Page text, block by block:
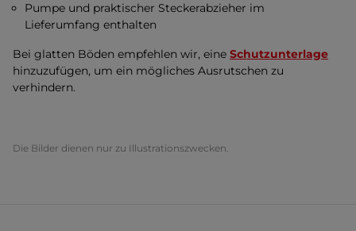
Pumpe und praktischer Steckerabzieher im
Lieferumfang enthalten
Bei glatten Böden empfehlen wir, eine Schutzunterlage
hinzuzufügen, um ein mögliches Ausrutschen zu
verhindern.
Die Bilder dienen nur zu Illustrationszwecken.